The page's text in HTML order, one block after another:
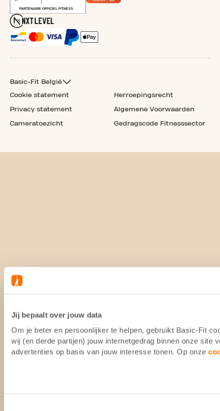
Jij bepaalt over jouw data
Om je beter en persoonlijker te helpen, gebruikt Basic-Fit
wij (en derde partijen) jouw internetgedrag binnen onze site
advertenties op basis van jouw interesse tonen. Op onze
Basic-Fit België
Cookie statement
Privacy statement
Cameratoezicht
Herroepingsrecht
Algemene Voorwaarden
Gedragscode Fitnesssector